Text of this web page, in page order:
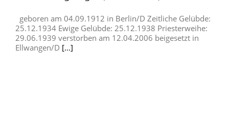
geboren am 04.09.1912 in Berlin/D Zeitliche Gelübde:
25.12.1934 Ewige Gelübde: 25.12.1938 Priesterweihe:
29.06.1939 verstorben am 12.04.2006 beigesetzt in
Ellwangen/D [...]